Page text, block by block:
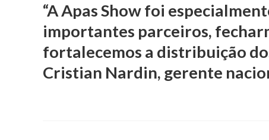
“A Apas Show foi
importantes parceiros,
fortalecemos a distribuição
Cristian Nardin, gerente